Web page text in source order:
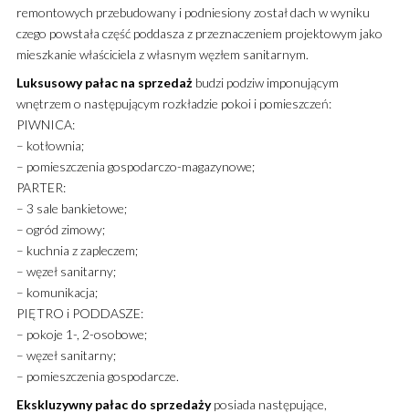
remontowych przebudowany i podniesiony został dach w wyniku
czego powstała część poddasza z przeznaczeniem projektowym jako
mieszkanie właściciela z własnym węzłem sanitarnym.
Luksusowy pałac na sprzedażbudzi podziw imponującym
wnętrzem o następującym rozkładzie pokoi i pomieszczeń:
PIWNICA:
– kotłownia;
– pomieszczenia gospodarczo-magazynowe;
PARTER:
– 3 sale bankietowe;
– ogród zimowy;
– kuchnia z zapleczem;
– węzeł sanitarny;
– komunikacja;
PIĘTRO i PODDASZE:
– pokoje 1-, 2-osobowe;
– węzeł sanitarny;
– pomieszczenia gospodarcze.
Ekskluzywny pałac do sprzedażyposiada następujące,